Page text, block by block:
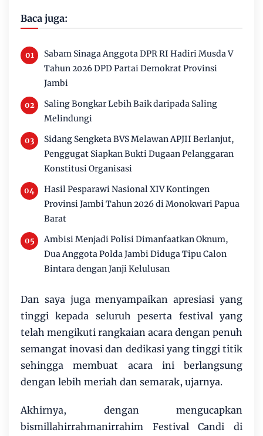
Baca juga:
Sabam Sinaga Anggota DPR RI Hadiri Musda V
Tahun 2026 DPD Partai Demokrat Provinsi
Jambi
Saling Bongkar Lebih Baik daripada Saling
Melindungi
Sidang Sengketa BVS Melawan APJII Berlanjut,
Penggugat Siapkan Bukti Dugaan Pelanggaran
Konstitusi Organisasi
Hasil Pesparawi Nasional XIV Kontingen
Provinsi Jambi Tahun 2026 di Monokwari Papua
Barat
Ambisi Menjadi Polisi Dimanfaatkan Oknum,
Dua Anggota Polda Jambi Diduga Tipu Calon
Bintara dengan Janji Kelulusan
Dan saya juga menyampaikan apresiasi yang
tinggi kepada seluruh peserta festival yang
telah mengikuti rangkaian acara dengan penuh
semangat inovasi dan dedikasi yang tinggi titik
sehingga membuat acara ini berlangsung
dengan lebih meriah dan semarak, ujarnya.
Akhirnya, dengan mengucapkan
bismillahirrahmanirrahim Festival Candi di